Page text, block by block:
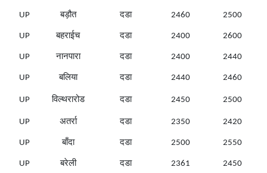
UP बड़ौत दडा 2460 2500
UP बहराईच दडा 2400 2600
UP नानपारा दडा 2400 2440
UP बलिया दडा 2440 2460
UP विल्थरारोड दडा 2450 2500
UP अतर्रा दडा 2350 2420
UP बाँदा दडा 2500 2550
UP बरेली दडा 2361 2450